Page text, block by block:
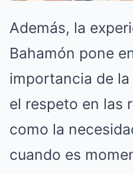
Además, la
Bahamón pone
importancia de
el respeto en las
como la
cuando es